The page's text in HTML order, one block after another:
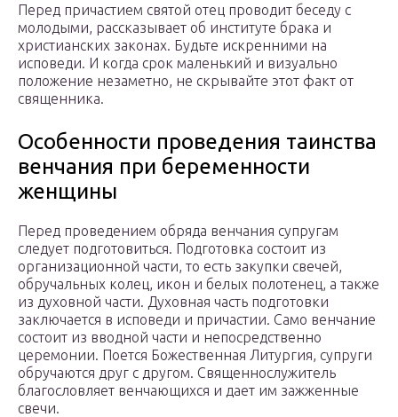
Перед причастием святой отец проводит беседу с
молодыми, рассказывает об институте брака и
христианских законах. Будьте искренними на
исповеди. И когда срок маленький и визуально
положение незаметно, не скрывайте этот факт от
священника.
Особенности проведения таинства
венчания при беременности
женщины
Перед проведением обряда венчания супругам
следует подготовиться. Подготовка состоит из
организационной части, то есть закупки свечей,
обручальных колец, икон и белых полотенец, а также
из духовной части. Духовная часть подготовки
заключается в исповеди и причастии. Само венчание
состоит из вводной части и непосредственно
церемонии. Поется Божественная Литургия, супруги
обручаются друг с другом. Священнослужитель
благословляет венчающихся и дает им зажженные
свечи.